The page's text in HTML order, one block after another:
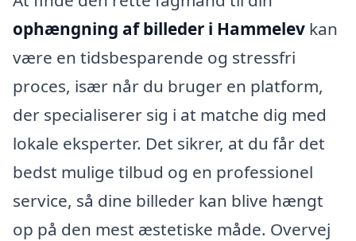
ophængning af billeder i Hammelev kan
være en tidsbesparende og stressfri
proces, især når du bruger en platform,
der specialiserer sig i at matche dig med
lokale eksperter. Det sikrer, at du får det
bedst mulige tilbud og en professionel
service, så dine billeder kan blive hængt
op på den mest æstetiske måde. Overvej